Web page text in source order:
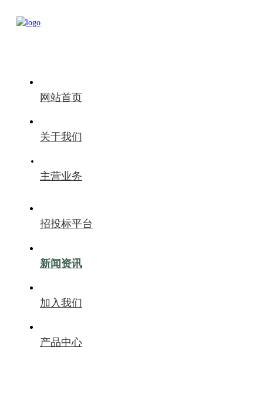
网站首页
关于我们
主营业务
招投标平台
新闻资讯
加入我们
产品中心